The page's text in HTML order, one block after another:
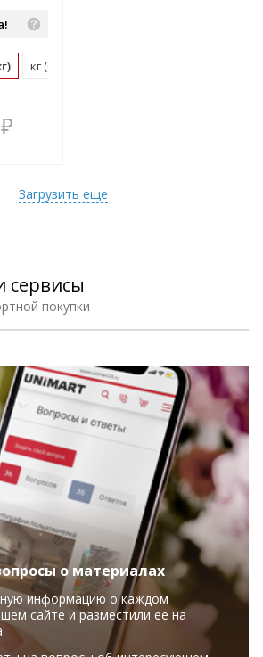
кг (0.04 мешок)
₽
Загрузить еще
покупки
сервисы
о материалах
информацию о каждом
сайте и разместили ее на